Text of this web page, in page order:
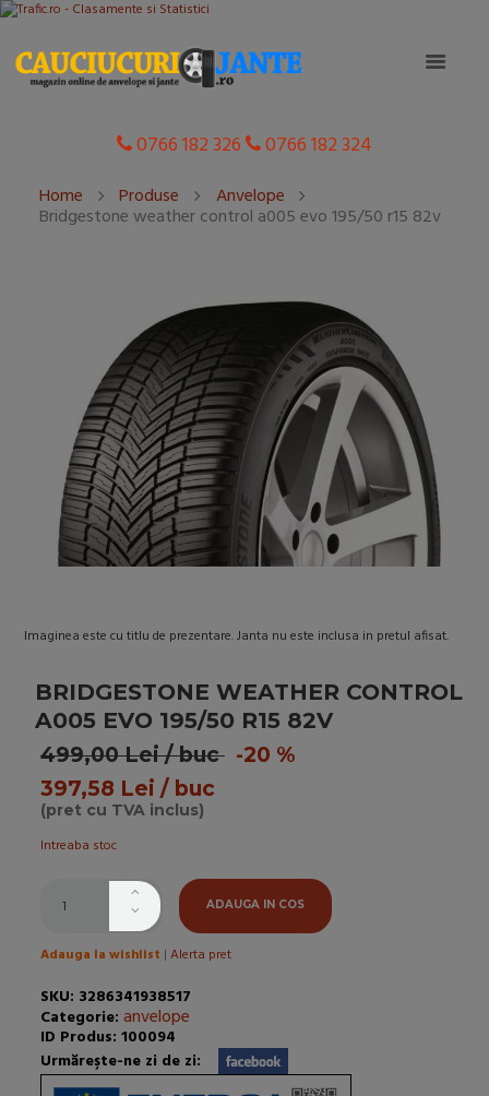
0766 182 326 0766 182 324
Home Produse Anvelope
Bridgestone weather control a005 evo 195/50 r15 82v
Imaginea este cu titlu de prezentare. Janta nu este inclusa in pretul afisat.
BRIDGESTONE WEATHER CONTROL
A005 EVO 195/50 R15 82V
499,00 Lei / buc-20 %
397,58 Lei / buc
(pret cu TVA inclus)
Intreaba stoc
ADAUGA IN COS
Adauga la wishlist | Alerta pret
SKU: 3286341938517
Categorie: anvelope
ID Produs: 100094
Urmăreşte-ne zi de zi: